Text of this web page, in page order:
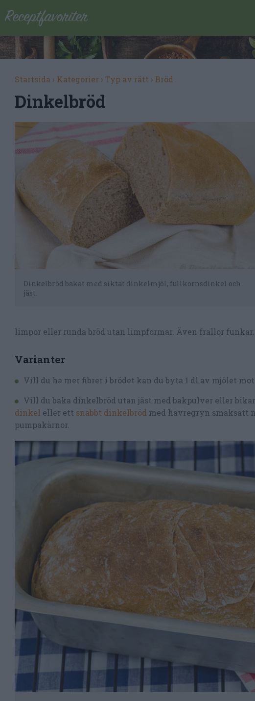
Startsida › Kategorier › Typ av rätt › Bröd
Dinkelbröd
Dinkelbröd bakat med siktat dinkelmjöl, fullkornsdinkel och
jäst.
limpor eller runda bröd utan limpformar. Även frallor funkar.
Varianter
Vill du ha mer fibrer i brödet kan du byta 1 dl av mjölet
Vill du baka dinkelbröd utan jäst med bakpulver eller
dinkel eller ett snabbt dinkelbröd med havregryn smaksatt
pumpakärnor.